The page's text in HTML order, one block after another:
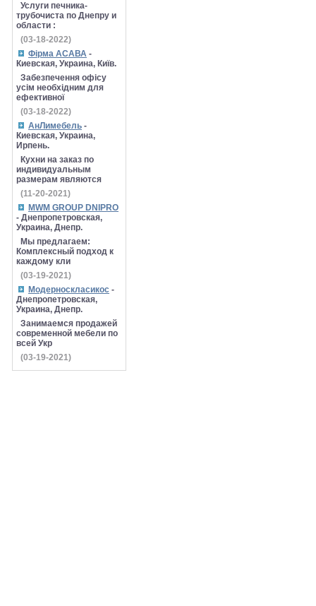
Услуги печника-
трубочиста по Днепру и
области :
(03-18-2022)
Фірма АСАВА -
Киевская, Украина, Київ.
Забезпечення офісу
усім необхідним для
ефективної
(03-18-2022)
АнЛимебель -
Киевская, Украина,
Ирпень.
Кухни на заказ по
индивидуальным
размерам являются
(11-20-2021)
MWM GROUP DNIPRO
- Днепропетровская,
Украина, Днепр.
Мы предлагаем:
Комплексный подход к
каждому кли
(03-19-2021)
Модерноскласикос -
Днепропетровская,
Украина, Днепр.
Занимаемся продажей
современной мебели по
всей Укр
(03-19-2021)